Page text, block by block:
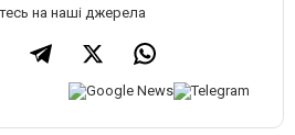
на наші джерела